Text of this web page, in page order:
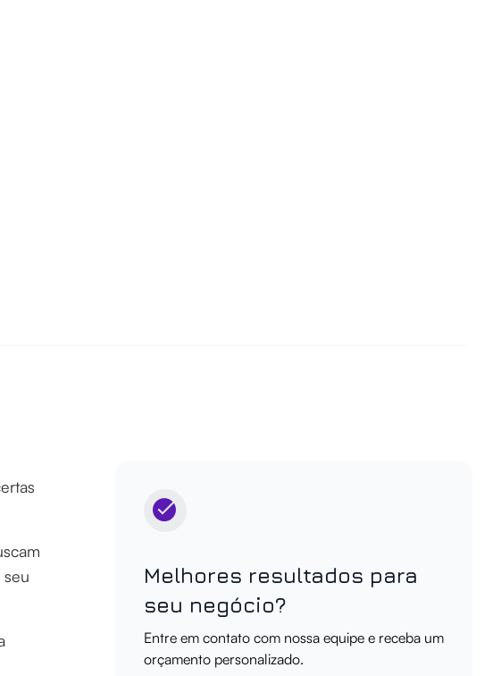
Melhores resultados para
seu negócio?
Entre em contato com nossa equipe e receba um
orçamento personalizado.